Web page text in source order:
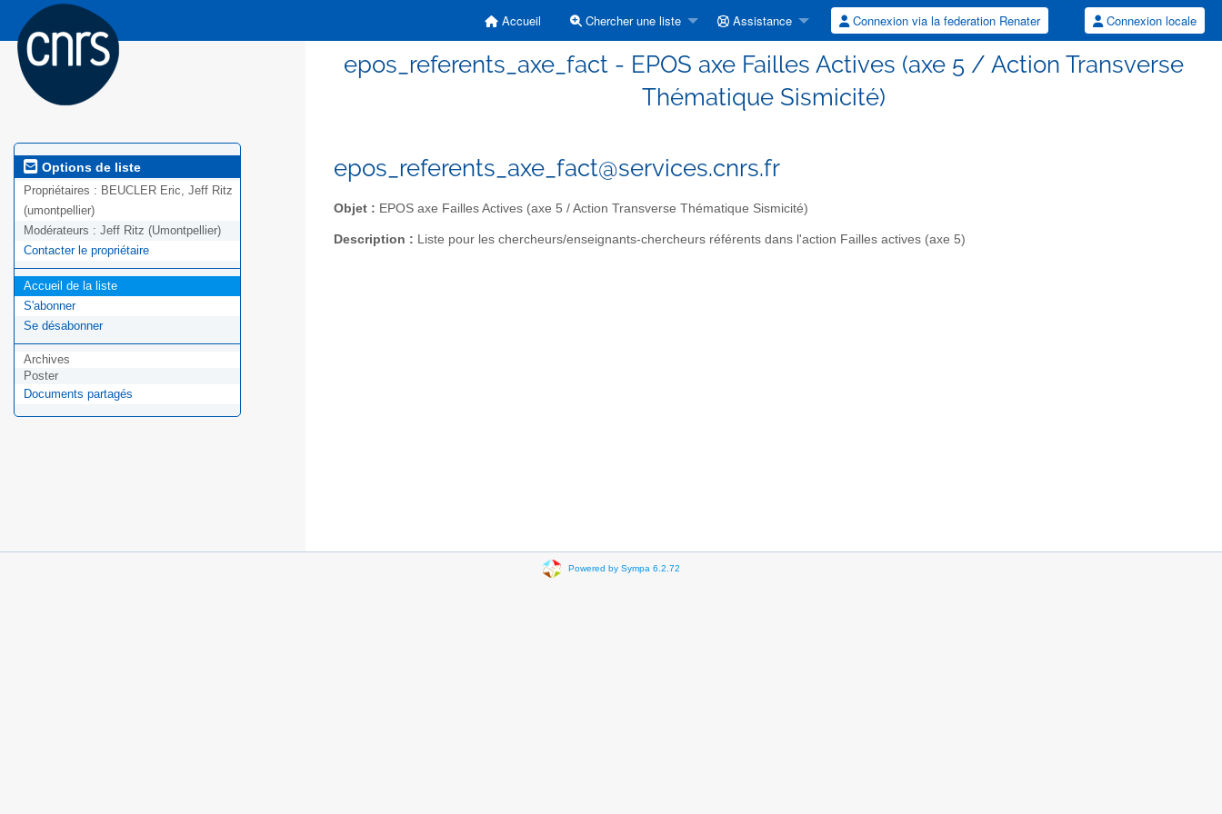
Accueil Chercher une liste Assistance Connexion via la federation Renater Connexion locale
epos_referents_axe_fact - EPOS axe Failles Actives (axe 5 / Action Transverse
Thématique Sismicité)
Options de liste
Propriétaires : BEUCLER Eric, Jeff Ritz
(umontpellier)
Modérateurs : Jeff Ritz (Umontpellier)
Contacter le propriétaire
Accueil de la liste
S'abonner
Se désabonner
Archives
Poster
Documents partagés
epos_referents_axe_fact@services.cnrs.fr
Objet : EPOS axe Failles Actives (axe 5 / Action Transverse Thématique Sismicité)
Description : Liste pour les chercheurs/enseignants-chercheurs référents dans l'action Failles actives (axe 5)
Powered by Sympa 6.2.72